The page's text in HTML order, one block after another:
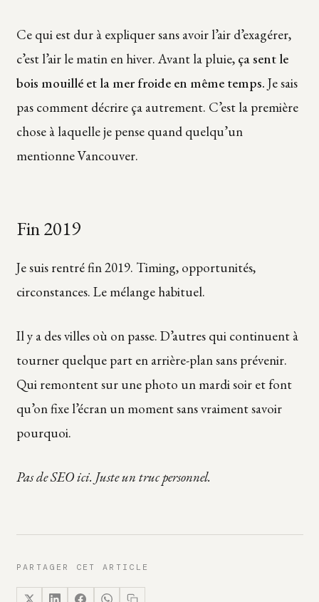
Ce qui est dur à expliquer sans avoir l’air d’exagérer,
c’est l’air le matin en hiver. Avant la pluie, ça sent le
bois mouillé et la mer froide en même temps. Je sais
pas comment décrire ça autrement. C’est la première
chose à laquelle je pense quand quelqu’un
mentionne Vancouver.
Fin 2019
Je suis rentré fin 2019. Timing, opportunités,
circonstances. Le mélange habituel.
Il y a des villes où on passe. D’autres qui continuent à
tourner quelque part en arrière-plan sans prévenir.
Qui remontent sur une photo un mardi soir et font
qu’on fixe l’écran un moment sans vraiment savoir
pourquoi.
Pas de SEO ici. Juste un truc personnel.
PARTAGER CET ARTICLE